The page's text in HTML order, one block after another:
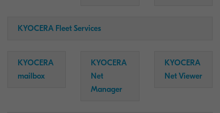
KYOCERA Fleet Services
KYOCERA
mailbox
KYOCERA
Net
Manager
KYOCERA
Net Viewer